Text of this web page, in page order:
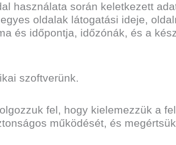
használata során keletkezett
oldalak látogatási ideje,
és időpontja, időzónák, és a
szoftverünk.
fel, hogy kielemezzük a
működését, és